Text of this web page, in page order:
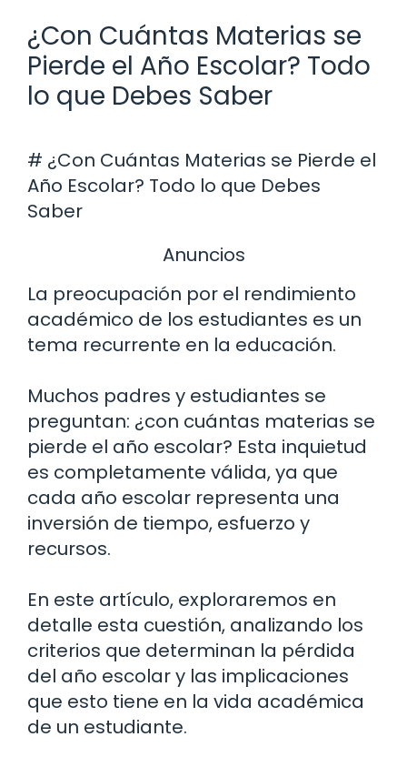
¿Con Cuántas Materias se
Pierde el Año Escolar? Todo
lo que Debes Saber
# ¿Con Cuántas Materias se Pierde el
Año Escolar? Todo lo que Debes
Saber
Anuncios
La preocupación por el rendimiento
académico de los estudiantes es un
tema recurrente en la educación.
Muchos padres y estudiantes se
preguntan: ¿con cuántas materias se
pierde el año escolar? Esta inquietud
es completamente válida, ya que
cada año escolar representa una
inversión de tiempo, esfuerzo y
recursos.
En este artículo, exploraremos en
detalle esta cuestión, analizando los
criterios que determinan la pérdida
del año escolar y las implicaciones
que esto tiene en la vida académica
de un estudiante.